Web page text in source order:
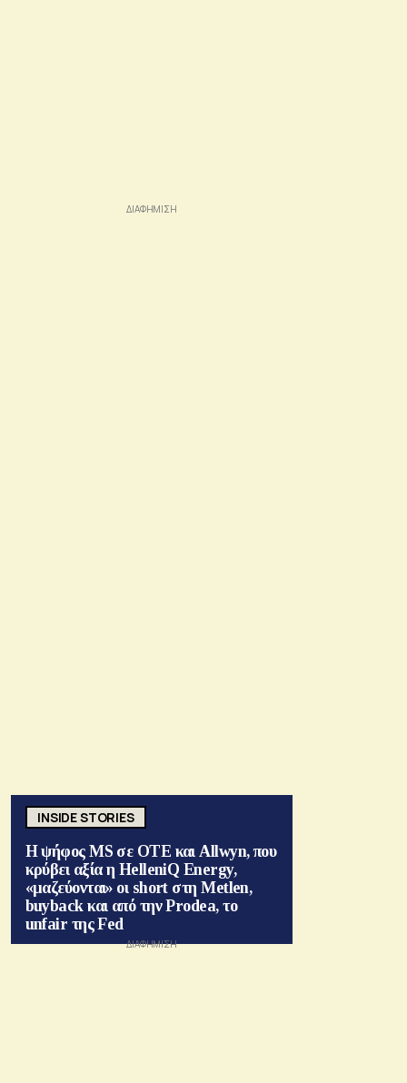
INSIDE STORIES
Η ψήφος MS σε ΟΤΕ και Allwyn, που
κρύβει αξία η HelleniQ Energy,
«μαζεύονται» οι short στη Metlen,
buyback και από την Prodea, το
unfair της Fed